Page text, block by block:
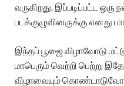
வருகிறது. இப்படிப்பட்ட
படக்குழுவினருக்கு எனது
இந்தப் பூஜை விழாவோடு
மாபெரும் வெற்றி பெற்று
விழாவையும்